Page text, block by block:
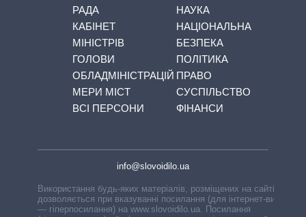
РАДА
КАБІНЕТ
МІНІСТРІВ
ГОЛОВИ
ОБЛАДМІНІСТРАЦІЙ
МЕРИ МІСТ
ВСІ ПЕРСОНИ
НАУКА
НАЦІОНАЛЬНА
БЕЗПЕКА
ПОЛІТИКА
ПРАВО
СУСПІЛЬСТВО
ФІНАНСИ
info@slovoidilo.ua
Використання будь-яких матеріалів, розміщених на сайті,
дозволяється при вказуванні посилання (для інтернет-видань
— гіперпосилання) на www.slovoidilo.ua. Посилання